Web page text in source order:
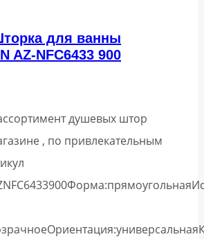
для ванны
AZ-NFC6433 900
душевых штор
, по привлекательным